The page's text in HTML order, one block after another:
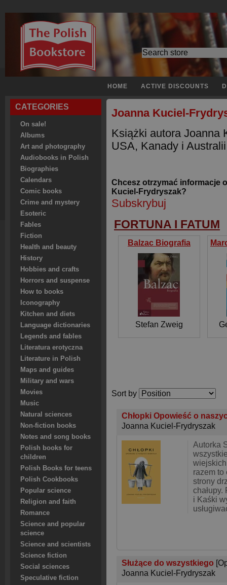
HOME ACTIVE DISCOUNTS
CATEGORIES
On sale!
Albums
Art and photography
Audiobooks in Polish
Biographies
Calendars
Comic books
Crime and mystery
Esoteric
Fables
Fiction
Health and beauty
History
Hobbies and crafts
Horrors and suspense
How to books
Iconography
Kitchen and diets
Language dictionaries
Legends and fables
Literatura erotyczna
Literature in Polish
Maps and guides
Military and wars
Movies
Music
Natural sciences
Non-fiction books
Notes and song books
Polish books for
children
Polish Books for teens
Polish Cookbooks
Popular science
Religion and faith
Romance
Science and popular
science
Science and scientists
Science fiction
Social sciences
Speculative fiction
Joanna Kuciel-
Książki autora Joanna
USA, Kanady i
Chcesz otrzymać informacje
Kuciel-Frydryszak?
Subskrybuj
FORTUNA I FATUM
Balzac Biografia
Stefan Zweig
Sort by
Chłopki Opowieść o
Joanna Kuciel-Frydryszak
Autorka
razem to
strony
chałupy.
i Kaśki
Służące do wszystkiego
Joanna Kuciel-Frydryszak